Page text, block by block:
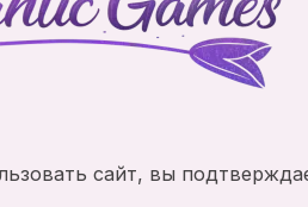
сайт, вы